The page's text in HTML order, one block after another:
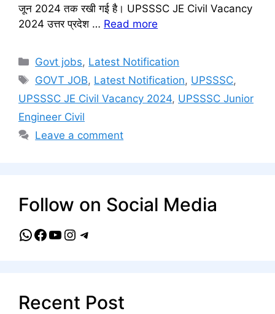
जून 2024 तक रखी गई है। UPSSSC JE Civil Vacancy
2024 उत्तर प्रदेश … Read more
Categories
Govt jobs, Latest Notification
Tags
GOVT JOB, Latest Notification, UPSSSC,
UPSSSC JE Civil Vacancy 2024, UPSSSC Junior
Engineer Civil
Leave a comment
Follow on Social Media
WhatsApp
Facebook
YouTube
Instagram
Telegram
Recent Post